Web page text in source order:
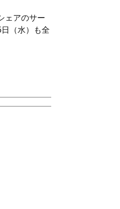
ェアのサー
（水）も全